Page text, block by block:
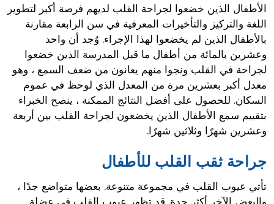
الأطفال الذين خضعوا لجراحة القلب لديهم فرصة أكبر لتطوير
اللغة والتركيز والتأخيرات المعرفية في سن الرابعة مقارنة
بالأطفال الذين لم يخضعوا لهذا الإجراء. وُجد أن واحد
وعشرين بالمائة من أطفال ما قبل المدرسة الذين خضعوا
لجراحة في القلب ونجوا منهم يعانون من ضعف السمع ، وهو
معدل أكبر بعشرين مرة من المعدل الذي لوحظ في عموم
السكان. للحصول على أفضل النتائج الممكنة ، ينصح الخبراء
بتقييم سمع الأطفال الذين يخضعون لجراحة القلب بين أربعة
وعشرين شهرًا وثلاثين شهرًا.
جراحة ثقب القلب للأطفال
تأتي عيوب القلب في مجموعة متنوعة. بعضها متواضع جدًا ،